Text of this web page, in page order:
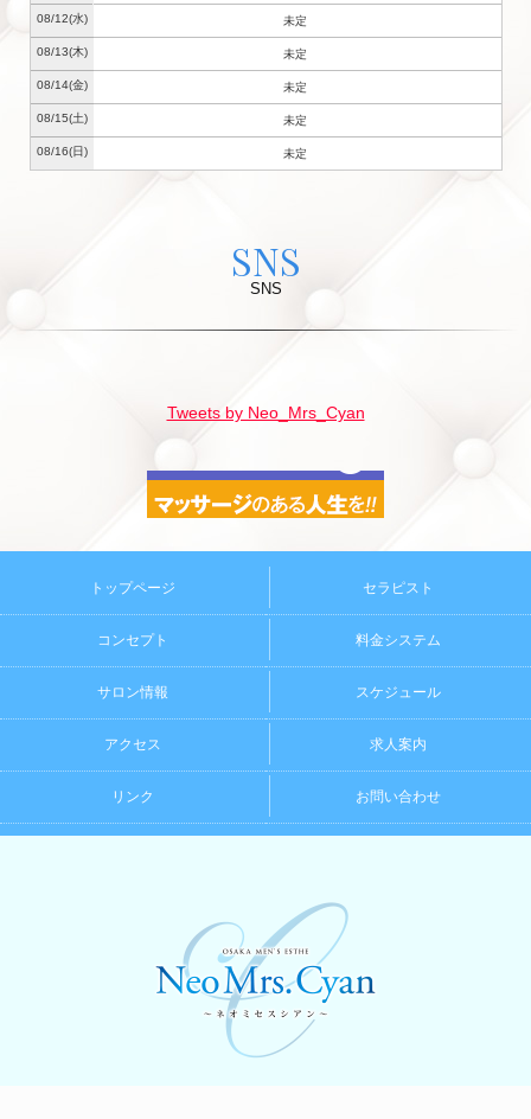
08/12(水)
08/13(木)
08/14(金)
08/15(土)
08/16(日)
未定
未定
未定
未定
未定
SNS
SNS
Tweets by Neo_Mrs_Cyan
トップページ セラピスト
コンセプト 料金システム
サロン情報 スケジュール
アクセス 求人案内
リンク お問い合わせ